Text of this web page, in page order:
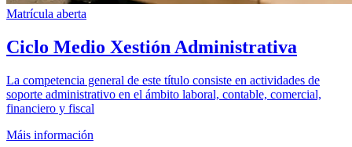
Matrícula aberta
Ciclo Medio Xestión Administrativa
La competencia general de este título consiste en actividades de
soporte administrativo en el ámbito laboral, contable, comercial,
financiero y fiscal
Máis información